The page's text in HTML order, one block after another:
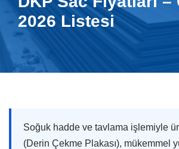
2026 Listesi
Soğuk hadde ve tavlama işlemiyle
(Derin Çekme Plakası), mükemmel